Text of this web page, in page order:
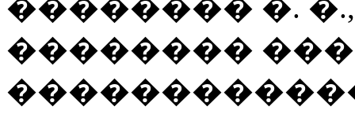
�������� �.
��������